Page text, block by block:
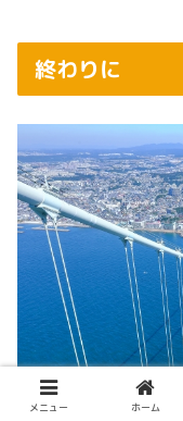
終わりに
メニュー ホーム